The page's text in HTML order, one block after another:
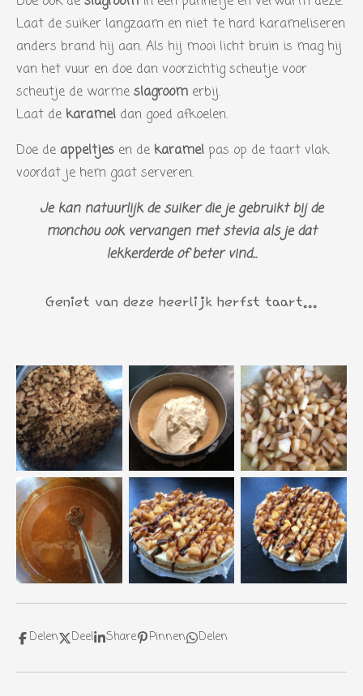
n
Laat de suiker langzaam en niet te hard karameliseren
anders brand hij aan. Als hij mooi licht bruin is mag hij
van het vuur en doe dan voorzichtig scheutje voor
scheutje de warme slagroom erbij.
Laat de karamel dan goed afkoelen.
Doe de appeltjes en de karamel pas op de taart vlak
voordat je hem gaat serveren.
Je kan natuurlijk de suiker die je gebruikt bij de
monchou ook vervangen met stevia als je dat
lekkerderde of beter vind...
Geniet van deze heerlijk herfst taart...
Delen Deel Share Pinnen Delen